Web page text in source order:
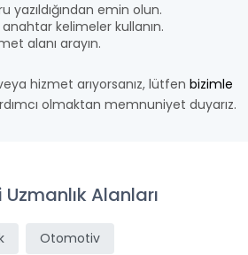
emin olun.
kelimeler kullanın.
alanı arayın.
hizmet arıyorsanız, lütfen bizimle
olmaktan memnuniyet duyarız.
Alanları
Otomotiv